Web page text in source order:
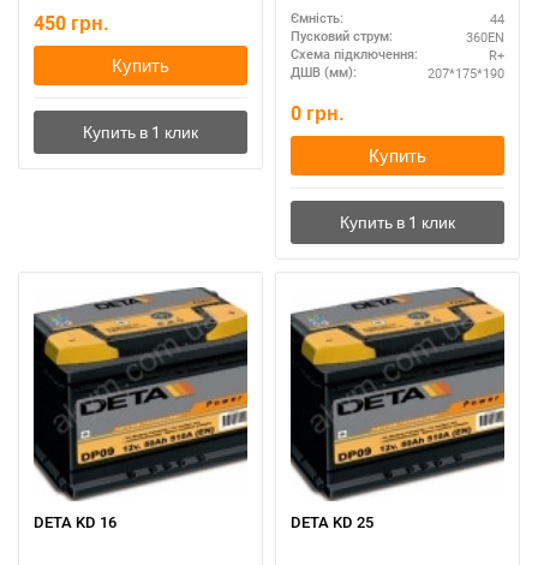
450 грн.
Купить
Ємність: 44
Пусковий струм: 360EN
Схема підключення: R+
ДШВ (мм): 207*175*190
0 грн.
Купить
DETA KD 16 DETA KD 25